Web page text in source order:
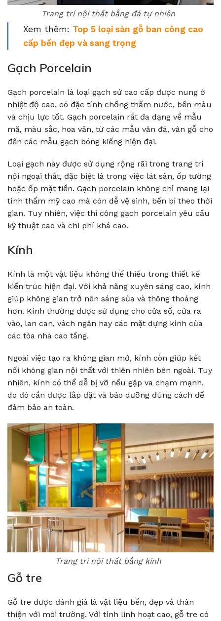
Trang trí nội thất bằng đá tự nhiên
Xem thêm: Top 5 loại sàn gỗ ban công cao
cấp bền đẹp và sang trọng
Gạch Porcelain
Gạch porcelain là loại gạch sứ cao cấp được nung ở
nhiệt độ cao, có đặc tính chống thấm nước, bền màu
và chịu lực tốt. Gạch porcelain rất đa dạng về mẫu
mã, màu sắc, hoa văn, từ các mẫu vân đá, vân gỗ cho
đến các mẫu gạch bóng kiếng hiện đại.
Loại gạch này được sử dụng rộng rãi trong trang trí
nội ngoại thất, đặc biệt là trong việc lát sàn, ốp tường
hoặc ốp mặt tiền. Gạch porcelain không chỉ mang lại
tính thẩm mỹ cao mà còn dễ vệ sinh, bền bỉ theo thời
gian. Tuy nhiên, việc thi công gạch porcelain yêu cầu
kỹ thuật cao và chi phí khá cao.
Kính
Kính là một vật liệu không thể thiếu trong thiết kế
kiến trúc hiện đại. Với khả năng xuyên sáng cao, kính
giúp không gian trở nên sáng sủa và thông thoáng
hơn. Kính thường được sử dụng cho cửa sổ, cửa ra
vào, lan can, vách ngăn hay các mặt dựng kính của
các tòa nhà cao tầng.
Ngoài việc tạo ra không gian mở, kính còn giúp kết
nối không gian nội thất với thiên nhiên bên ngoài. Tuy
nhiên, kính có thể dễ bị vỡ nếu gặp va chạm mạnh,
do đó cần được lắp đặt và bảo dưỡng đúng cách để
đảm bảo an toàn.
Trang trí nội thất bằng kính
Gỗ tre
Gỗ tre được đánh giá là vật liệu bền, đẹp và thân
thiện với môi trường. Với tính linh hoạt cao, gỗ tre có